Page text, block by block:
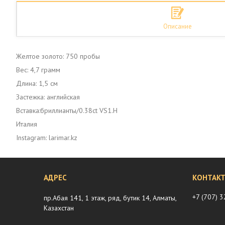
Описание
Желтое золото: 750 пробы
Вес: 4,7 грамм
Длина: 1,5 см
Застежка: английская
Вставка:бриллианты/0.38ct VS1.Н
Италия
Instagram: larimar.kz
пр.Абая 141, 1 этаж, ряд, бутик 14, Алматы,
Казахстан
+7 (707)